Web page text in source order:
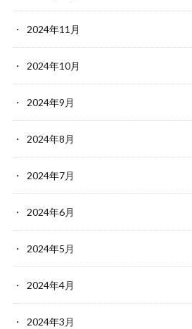
2024年11月
2024年10月
2024年9月
2024年8月
2024年7月
2024年6月
2024年5月
2024年4月
2024年3月